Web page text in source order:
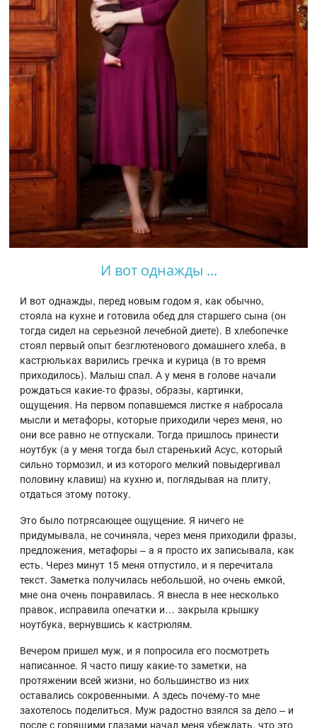
И вот однажды ...
И вот однажды, перед новым годом я, как обычно,
стояла на кухне и готовила обед для старшего сына (он
тогда сидел на серьезной лечебной диете). В хлебопечке
стоял первый опыт безглютенового домашнего хлеба, в
кастрюльках варились гречка и курица (в то время
приходилось). Малыш спал. А у меня в голове начали
рождаться какие-то фразы, образы, картинки,
ощущения. На первом попавшемся листке я набросала
мысли и метафоры, которые приходили через меня, но
они все равно не отпускали. Тогда пришлось принести
ноутбук (а у меня тогда был старенький Асус, который
сильно тормозил, и из которого мелкий повыдергивал
половину клавиш) на кухню и, поглядывая на плиту,
отдаться этому потоку.
Это было потрясающее ощущение. Я ничего не
придумывала, не сочиняла, через меня приходили фразы,
предложения, метафоры – а я просто их записывала, как
есть. Через минут 15 меня отпустило, и я перечитала
текст. Заметка получилась небольшой, но очень емкой,
мне она очень понравилась. Я внесла в нее несколько
правок, исправила опечатки и… закрыла крышку
ноутбука, вернувшись к кастрюлям.
Вечером пришел муж, и я попросила его посмотреть
написанное. Я часто пишу какие-то заметки, на
протяжении всей жизни, но большинство из них
оставались сокровенными. А здесь почему-то мне
захотелось поделиться. Муж радостно взялся за дело – и
после с горящими глазами начал меня убеждать, что это